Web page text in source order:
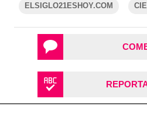
ELSIGLO21ESHOY.COM